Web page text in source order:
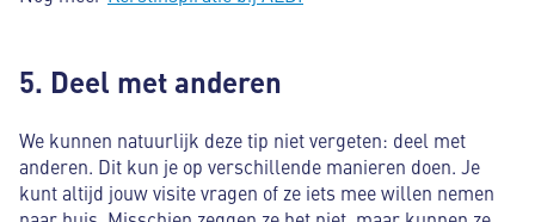
5. Deel met anderen
We kunnen natuurlijk deze tip niet vergeten: deel met
anderen. Dit kun je op verschillende manieren doen. Je
kunt altijd jouw visite vragen of ze iets mee willen nemen